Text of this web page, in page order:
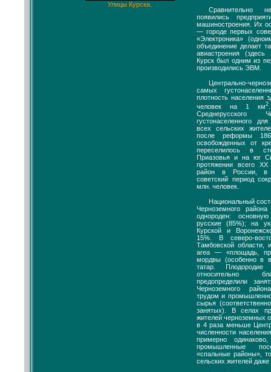
Улицы Курска.
Сравнительно
появились
машиностроения. Их
— городе первых
«Электроника»
объединение делает
авиастроения
Курск был одним из
производились ЭВМ.
Центрально-
самых
плотность населения
человек на 1 км2
Среднерусского
густонаселенного
всех сельских
после реформы
освобожденных от
переселилось в
Приазовья и на юг
протяжении всего
район в России, в
советский период
млн. человек.
Национальный
Черноземного
однороден:
русские (85%); на
Курской и
15%. В северо-
Тамбовской области,
агеа — «площадь,
мордвы (особенно в
татар.
относительно
предопределили
Черноземного
трудом и
сырья
занятых). В селах
жителей черноземных
в 4 раза меньше
численности
примерно
промышленные
«спальные районы»,
сельских жителей